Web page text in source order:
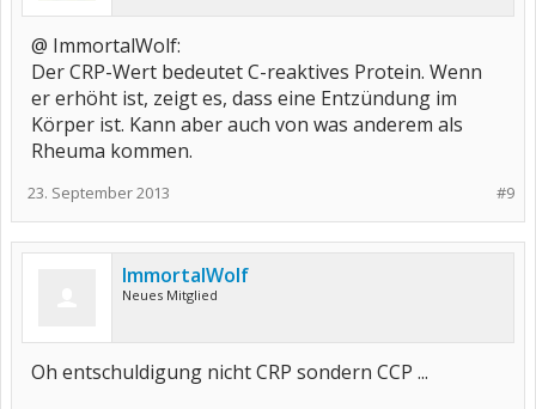
@ ImmortalWolf:
Der CRP-Wert bedeutet C-reaktives Protein. Wenn
er erhöht ist, zeigt es, dass eine Entzündung im
Körper ist. Kann aber auch von was anderem als
Rheuma kommen.
#9
23. September 2013
ImmortalWolf
Neues Mitglied
Oh entschuldigung nicht CRP sondern CCP ...